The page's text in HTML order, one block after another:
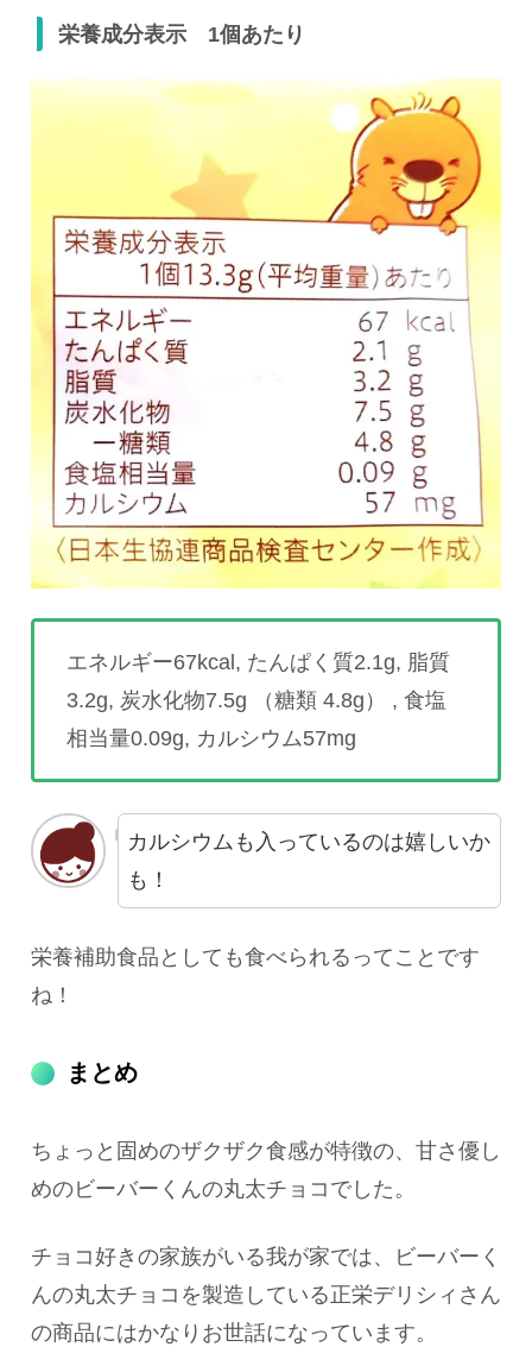
栄養成分表示 1個あたり
エネルギー67kcal, たんぱく質2.1g, 脂質
3.2g, 炭水化物7.5g （糖類 4.8g） , 食塩
相当量0.09g, カルシウム57mg
カルシウムも入っているのは嬉しいか
も！
栄養補助食品としても食べられるってことです
ね！
まとめ
ちょっと固めのザクザク食感が特徴の、甘さ優し
めのビーバーくんの丸太チョコでした。
チョコ好きの家族がいる我が家では、ビーバーく
んの丸太チョコを製造している正栄デリシィさん
の商品にはかなりお世話になっています。